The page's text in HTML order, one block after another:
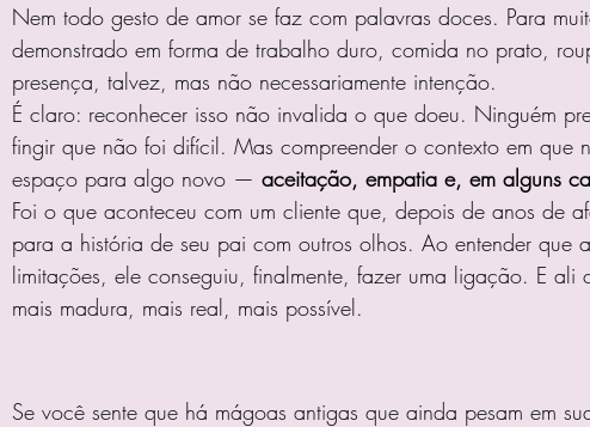
Nem todo gesto de amor se faz com palavras doces. Para
demonstrado em forma de trabalho duro, comida no prato,
presença, talvez, mas não necessariamente intenção.
É claro: reconhecer isso não invalida o que doeu. Ninguém
fingir que não foi difícil. Mas compreender o contexto em que
espaço para algo novo — aceitação, empatia e, em alguns
Foi o que aconteceu com um cliente que, depois de anos de
para a história de seu pai com outros olhos. Ao entender que
limitações, ele conseguiu, finalmente, fazer uma ligação. E
mais madura, mais real, mais possível.
Se você sente que há mágoas antigas que ainda pesam em